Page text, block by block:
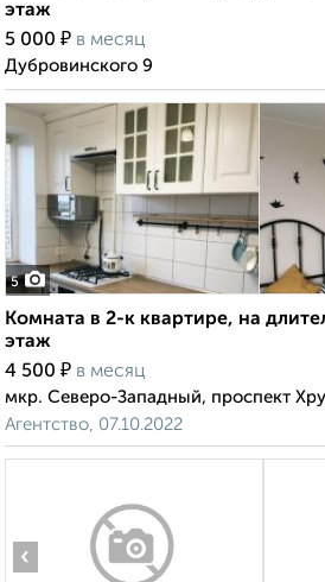
этаж
5 000 ₽ в месяц
Дубровинского 9
5
Комната в 2-к квартире, на
этаж
4 500 ₽ в месяц
мкр. Северо-Западный, проспект
Агентство, 07.10.2022
‹